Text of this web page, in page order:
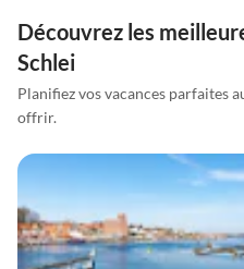
Découvrez les
Schlei
Planifiez vos vacances parfaites
offrir.